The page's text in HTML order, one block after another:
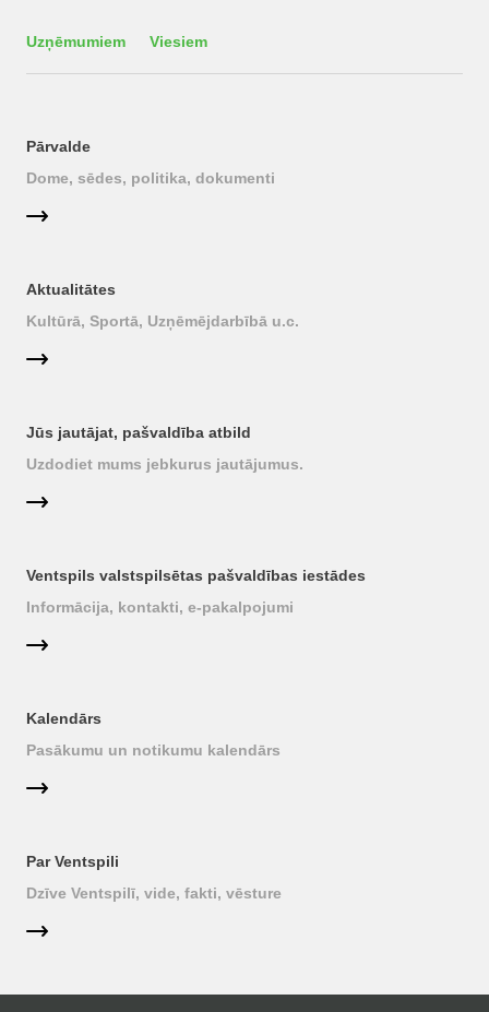
Uzņēmumiem Viesiem
Pārvalde
Dome, sēdes, politika, dokumenti
Aktualitātes
Kultūrā, Sportā, Uzņēmējdarbībā u.c.
Jūs jautājat, pašvaldība atbild
Uzdodiet mums jebkurus jautājumus.
Ventspils valstspilsētas pašvaldības iestādes
Informācija, kontakti, e-pakalpojumi
Kalendārs
Pasākumu un notikumu kalendārs
Par Ventspili
Dzīve Ventspilī, vide, fakti, vēsture